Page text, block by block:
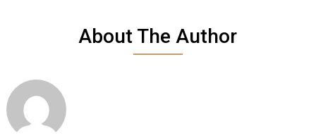
About The Author